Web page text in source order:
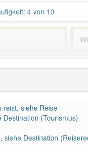
4 von 10
reist, siehe Reise
(Tourismus)
siehe Destination